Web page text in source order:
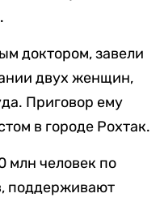
доктором, завели
двух женщин,
Приговор ему
в городе Рохтак.
млн человек по
поддерживают